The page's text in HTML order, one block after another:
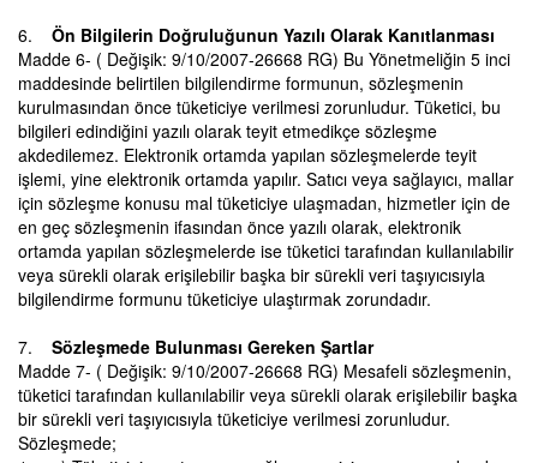
6. Ön Bilgilerin Doğruluğunun Yazılı Olarak Kanıtlanması
Madde 6- ( Değişik: 9/10/2007-26668 RG) Bu Yönetmeliğin 5 inci
maddesinde belirtilen bilgilendirme formunun, sözleşmenin
kurulmasından önce tüketiciye verilmesi zorunludur. Tüketici, bu
bilgileri edindiğini yazılı olarak teyit etmedikçe sözleşme
akdedilemez. Elektronik ortamda yapılan sözleşmelerde teyit
işlemi, yine elektronik ortamda yapılır. Satıcı veya sağlayıcı, mallar
için sözleşme konusu mal tüketiciye ulaşmadan, hizmetler için de
en geç sözleşmenin ifasından önce yazılı olarak, elektronik
ortamda yapılan sözleşmelerde ise tüketici tarafından kullanılabilir
veya sürekli olarak erişilebilir başka bir sürekli veri taşıyıcısıyla
bilgilendirme formunu tüketiciye ulaştırmak zorundadır.
7. Sözleşmede Bulunması Gereken Şartlar
Madde 7- ( Değişik: 9/10/2007-26668 RG) Mesafeli sözleşmenin,
tüketici tarafından kullanılabilir veya sürekli olarak erişilebilir başka
bir sürekli veri taşıyıcısıyla tüketiciye verilmesi zorunludur.
Sözleşmede;